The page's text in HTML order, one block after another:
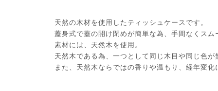
天然の木材を使用したティッシュケースです。
蓋身式で蓋の開け閉めが簡単な為、手間なくス
素材には、天然木を使用。
天然木である為、一つとして同じ木目や同じ色
また、天然木ならではの香りや温もり、経年変